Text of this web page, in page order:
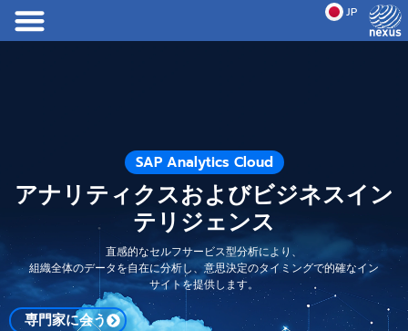
JP
EN
SAP Analytics Cloud
アナリティクスおよびビジネスイン
テリジェンス
直感的なセルフサービス型分析により、
組織全体のデータを自在に分析し、意思決定のタイミングで的確なイン
サイトを提供します。
専門家に会う